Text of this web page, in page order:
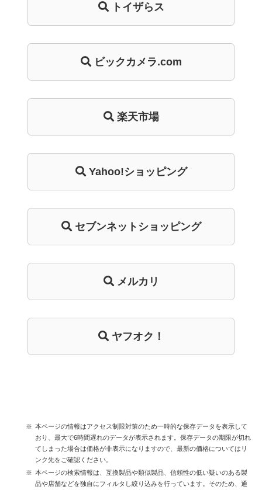
トイザらス
ビックカメラ.com
楽天市場
Yahoo!ショッピング
セブンネットショッピング
メルカリ
ヤフオク！
本ページの情報はアクセス制限対策のため一時的な保存データを表示して
おり、最大で6時間遅れのデータが表示されます。保存データの期限が切れ
てしまった場合は価格が非表示になりますので、最新の価格についてはリ
ンク先をご確認ください。
本ページの検索情報は、互換製品や類似製品、信頼性の低い疑いのある製
品や店舗などを独自にフィルタし絞り込みを行っています。そのため、通